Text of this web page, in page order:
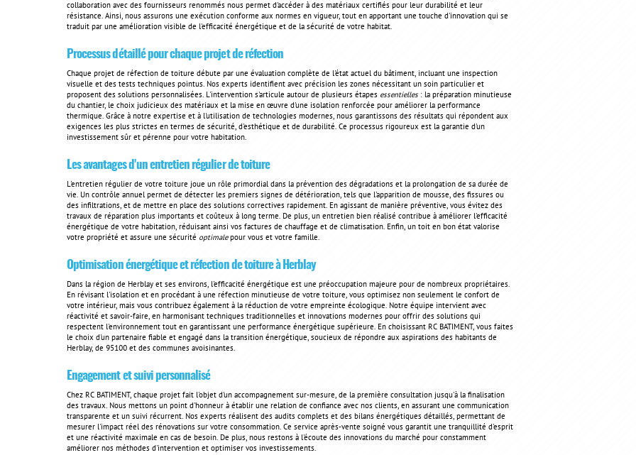
collaboration avec des fournisseurs renommés nous permet d'accéder à des matériaux certifiés pour leur durabilité et leur
résistance. Ainsi, nous assurons une exécution conforme aux normes en vigueur, tout en apportant une touche d'innovation qui se
traduit par une amélioration visible de l'efficacité énergétique et de la sécurité de votre habitat.
Processus détaillé pour chaque projet de réfection
Chaque projet de réfection de toiture débute par une évaluation complète de l'état actuel du bâtiment, incluant une inspection
visuelle et des tests techniques pointus. Nos experts identifient avec précision les zones nécessitant un soin particulier et
proposent des solutions personnalisées. L'intervention s'articule autour de plusieurs étapes essentielles : la préparation minutieuse
du chantier, le choix judicieux des matériaux et la mise en œuvre d'une isolation renforcée pour améliorer la performance
thermique. Grâce à notre expertise et à l'utilisation de technologies modernes, nous garantissons des résultats qui répondent aux
exigences les plus strictes en termes de sécurité, d'esthétique et de durabilité. Ce processus rigoureux est la garantie d'un
investissement sûr et pérenne pour votre habitation.
Les avantages d'un entretien régulier de toiture
L'entretien régulier de votre toiture joue un rôle primordial dans la prévention des dégradations et la prolongation de sa durée de
vie. Un contrôle annuel permet de détecter les premiers signes de détérioration, tels que l'apparition de mousse, des fissures ou
des infiltrations, et de mettre en place des solutions correctives rapidement. En agissant de manière préventive, vous évitez des
travaux de réparation plus importants et coûteux à long terme. De plus, un entretien bien réalisé contribue à améliorer l'efficacité
énergétique de votre habitation, réduisant ainsi vos factures de chauffage et de climatisation. Enfin, un toit en bon état valorise
votre propriété et assure une sécurité optimalepour vous et votre famille.
Optimisation énergétique et réfection de toiture à Herblay
Dans la région de Herblay et ses environs, l'efficacité énergétique est une préoccupation majeure pour de nombreux propriétaires.
En révisant l'isolation et en procédant à une réfection minutieuse de votre toiture, vous optimisez non seulement le confort de
votre intérieur, mais vous contribuez également à la réduction de votre empreinte écologique. Notre équipe intervient avec
réactivité et savoir-faire, en harmonisant techniques traditionnelles et innovations modernes pour offrir des solutions qui
respectent l'environnement tout en garantissant une performance énergétique supérieure. En choisissant RC BATIMENT, vous faites
le choix d'un partenaire fiable et engagé dans la transition énergétique, soucieux de répondre aux aspirations des habitants de
Herblay, de 95100 et des communes avoisinantes.
Engagement et suivi personnalisé
Chez RC BATIMENT, chaque projet fait l'objet d'un accompagnement sur-mesure, de la première consultation jusqu'à la finalisation
des travaux. Nous mettons un point d'honneur à établir une relation de confiance avec nos clients, en assurant une communication
transparente et un suivi récurrent. Nos experts réalisent des audits complets et des bilans énergétiques détaillés, permettant de
mesurer l'impact réel des rénovations sur votre consommation. Ce service après-vente soigné vous garantit une tranquillité d'esprit
et une réactivité maximale en cas de besoin. De plus, nous restons à l'écoute des innovations du marché pour constamment
améliorer nos méthodes d'intervention et optimiser vos investissements.